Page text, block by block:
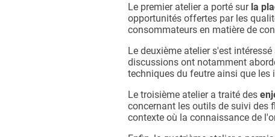
Le premier atelier a porté sur la
opportunités offertes par les
consommateurs en matière de
Le deuxième atelier s'est intéressé
discussions ont notamment
techniques du feutre ainsi que
Le troisième atelier a traité des
concernant les outils de suivi des
contexte où la connaissance de